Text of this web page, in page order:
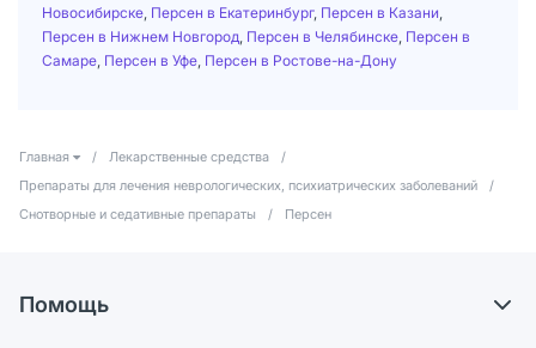
Новосибирске Персен в Екатеринбург, Персен в Казани
Персен в Нижнем Новгород Персен в Челябинске Персен в
Самаре Персен в Уфе Персен в Ростове-на-Дону
Главная / Лекарственные средства
/
Препараты для лечения неврологических, психиатрических заболеваний
/
Снотворные и седативные препараты
/ Персен
Помощь